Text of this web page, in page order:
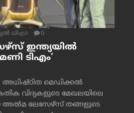
ധിംഗ്ര 0
ഇന്ത്യയിൽ
ടിഎം’
മെഡിക്കൽ
വിദ്യകളുടെ മേഖലയിലെ
അൽമ ലേസേഴ്സ് തങ്ങളുടെ